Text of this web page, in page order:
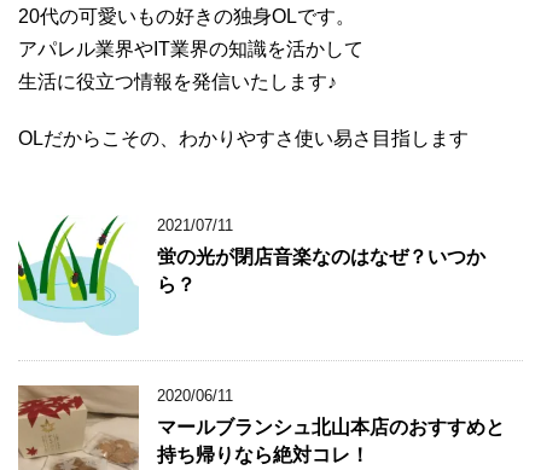
20代の可愛いもの好きの独身OLです。
アパレル業界やIT業界の知識を活かして
生活に役立つ情報を発信いたします♪
OLだからこその、わかりやすさ使い易さ目指します
2021/07/11
蛍の光が閉店音楽なのはなぜ？いつか
ら？
2020/06/11
マールブランシュ北山本店のおすすめと
持ち帰りなら絶対コレ！